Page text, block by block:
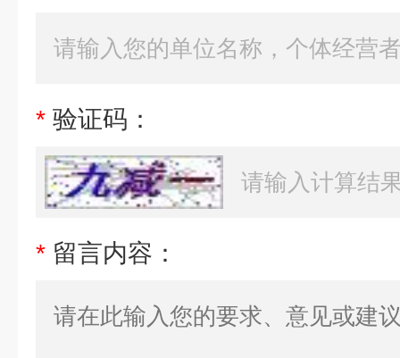
* 验证码：
* 留言内容：